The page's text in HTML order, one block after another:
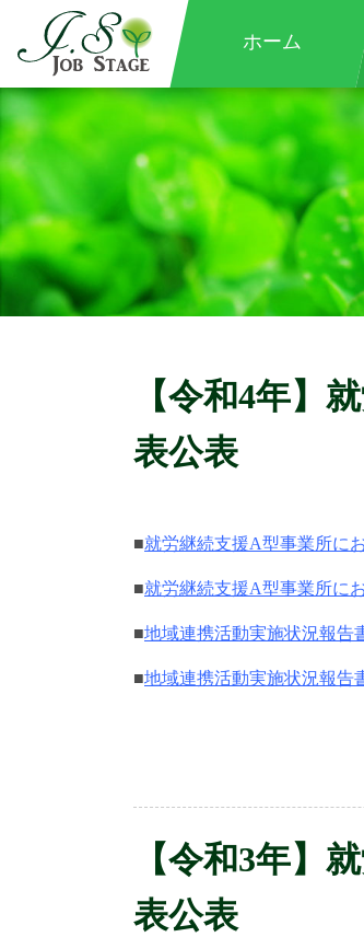
ホーム
【令和4年】
表公表
■就労継続支援A型事業所に
■就労継続支援A型事業所に
■地域連携活動実施状況報
■地域連携活動実施状況報
【令和3年】
表公表